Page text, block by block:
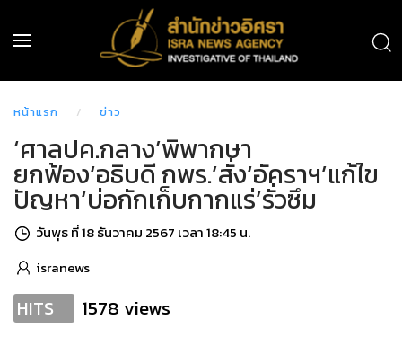
หน้าแรก ข่าว
‘ศาลปค.กลาง’พิพากษา
ยกฟ้อง‘อธิบดี กพร.’สั่ง‘อัคราฯ’แก้ไข
ปัญหา‘บ่อกักเก็บกากแร่’รั่วซึม
วันพุธ ที่ 18 ธันวาคม 2567 เวลา 18:45 น.
isranews
HITS 1578 views